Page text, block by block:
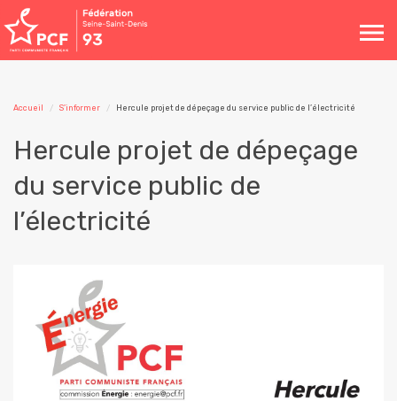
Toggle
navigation
Accueil S'informer Hercule projet de dépeçage du service public de l’électricité
Hercule projet de dépeçage
du service public de
l’électricité